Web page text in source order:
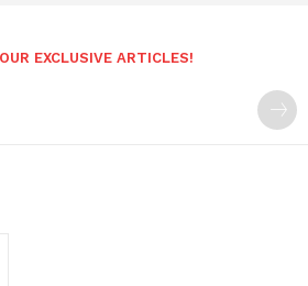
EXCLUSIVE ARTICLES!